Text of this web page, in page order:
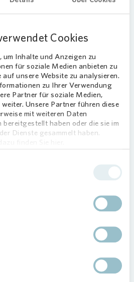
Cookies
um Inhalte und Anzeigen zu
für soziale Medien anbieten zu
unsere Website zu analysieren.
zu Ihrer Verwendung
Partner für soziale Medien,
Unsere Partner führen diese
mit weiteren Daten
bereitgestellt haben oder die sie im
Dienste gesammelt haben.